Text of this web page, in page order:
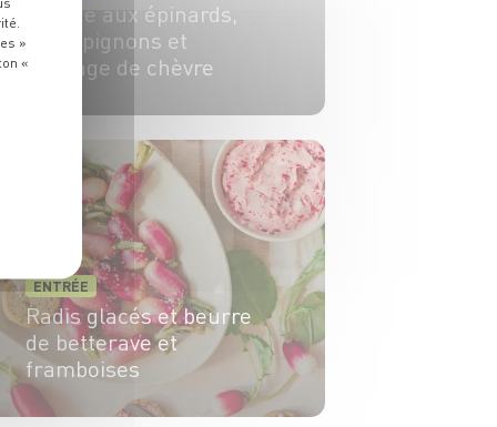
Quiche aux épinards,
champignons et
fromage de chèvre
ENTRÉE
Radis glacés et beurre
de betterave et
framboises
»
«